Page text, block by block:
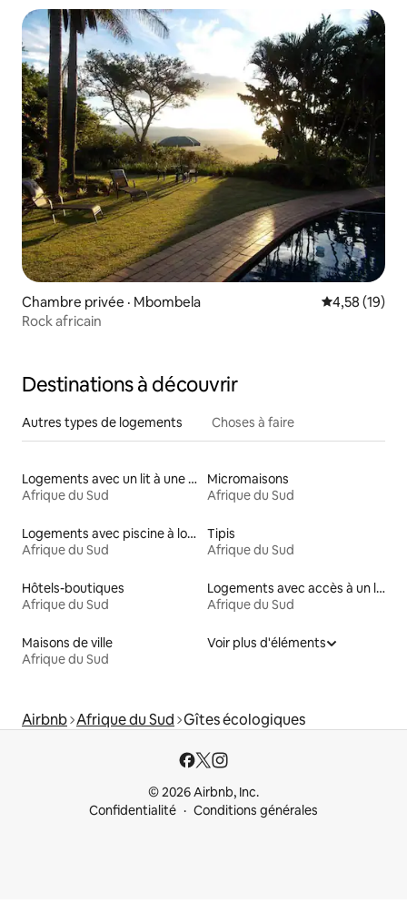
Chambre privée · Mbombela Note
4,58 (19)
Rock africain
Destinations à découvrir
Autres types de logements Choses à faire
Logements avec un lit à une hauteur accessible
Afrique du Sud
Micromaisons
Afrique du Sud
Logements avec piscine à louer
Afrique du Sud
Tipis
Afrique du Sud
Hôtels-boutiques
Afrique du Sud
Logements avec accès à un lac
Afrique du Sud
Maisons de ville
Afrique du Sud
Voir plus d'éléments
Airbnb Afrique du Sud Gîtes écologiques
© 2026 Airbnb, Inc.
Confidentialité
Conditions générales